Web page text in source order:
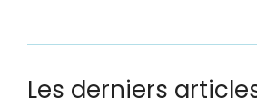
Les derniers